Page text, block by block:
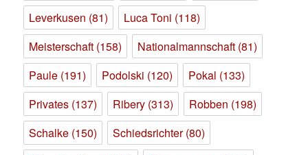
Leverkusen (81) Luca Toni (118)
Meisterschaft (158) Nationalmannschaft (81)
Paule (191) Podolski (120) Pokal (133)
Privates (137) Ribery (313) Robben (198)
Schalke (150) Schiedsrichter(80)